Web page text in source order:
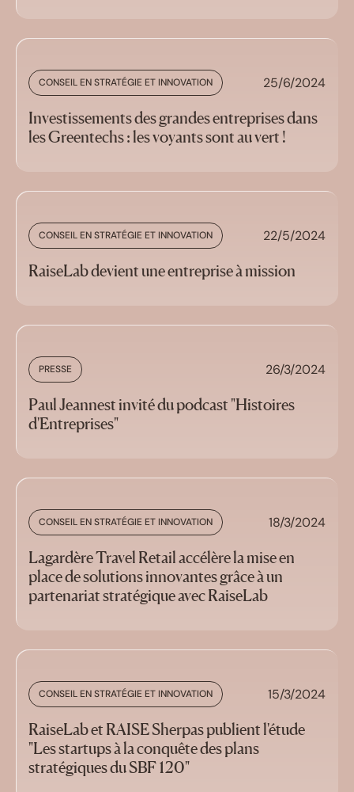
CONSEIL EN STRATÉGIE ET INNOVATION 25/6/2024
Investissements des grandes entreprises dans
les Greentechs : les voyants sont au vert !
CONSEIL EN STRATÉGIE ET INNOVATION 22/5/2024
RaiseLab devient une entreprise à mission
PRESSE 26/3/2024
Paul Jeannest invité du podcast "Histoires
d'Entreprises"
CONSEIL EN STRATÉGIE ET INNOVATION 18/3/2024
Lagardère Travel Retail accélère la mise en
place de solutions innovantes grâce à un
partenariat stratégique avec RaiseLab
CONSEIL EN STRATÉGIE ET INNOVATION 15/3/2024
RaiseLab et RAISE Sherpas publient l'étude
"Les startups à la conquête des plans
stratégiques du SBF 120"